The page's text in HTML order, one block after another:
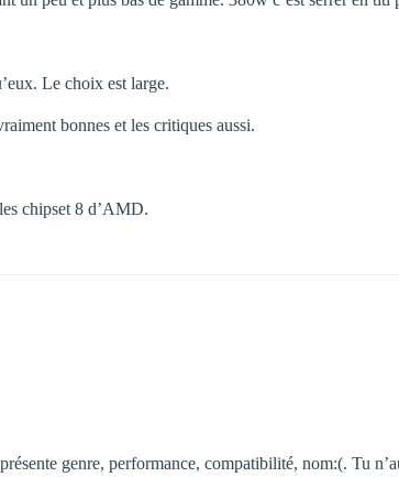
Le choix est large.
bonnes et les critiques aussi.
chipset 8 d’AMD.
genre, performance, compatibilité, nom:(. Tu